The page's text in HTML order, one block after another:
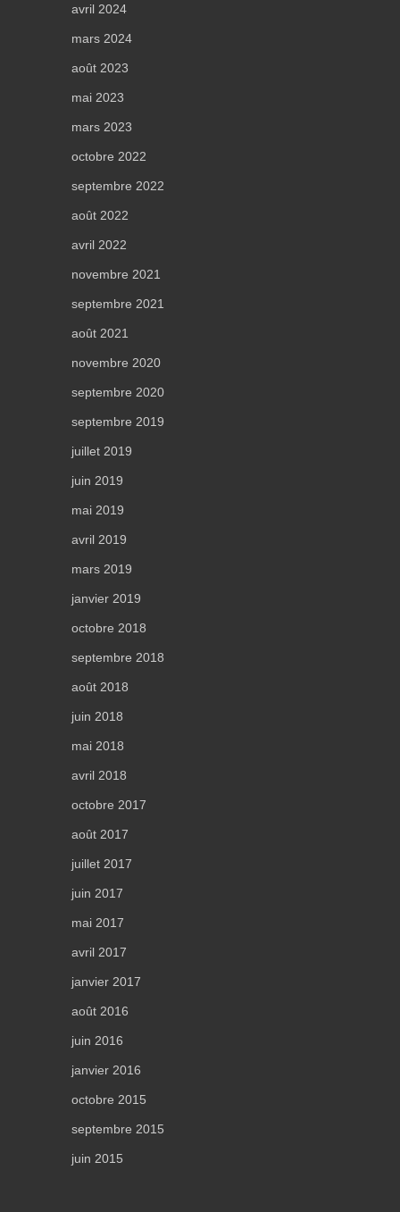
avril 2024
mars 2024
août 2023
mai 2023
mars 2023
octobre 2022
septembre 2022
août 2022
avril 2022
novembre 2021
septembre 2021
août 2021
novembre 2020
septembre 2020
septembre 2019
juillet 2019
juin 2019
mai 2019
avril 2019
mars 2019
janvier 2019
octobre 2018
septembre 2018
août 2018
juin 2018
mai 2018
avril 2018
octobre 2017
août 2017
juillet 2017
juin 2017
mai 2017
avril 2017
janvier 2017
août 2016
juin 2016
janvier 2016
octobre 2015
septembre 2015
juin 2015